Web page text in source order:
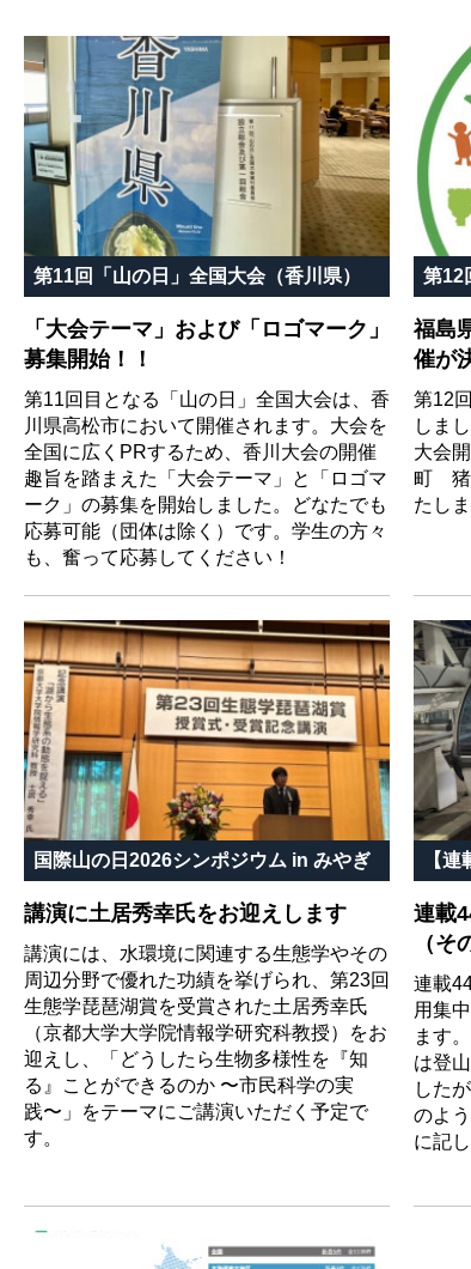
第11回「山の日」全国大会（香川県）
「大会テーマ」および「ロゴマーク」
募集開始！！
第11回目となる「山の日」全国大会は、香
川県高松市において開催されます。大会を
全国に広くPRするため、香川大会の開催
趣旨を踏まえた「大会テーマ」と「ロゴマ
ーク」の募集を開始しました。どなたでも
応募可能（団体は除く）です。学生の方々
も、奮って応募してください！
第12
福島
催が
第12
しま
大会
町 猪
たしま
国際山の日2026シンポジウム in みやぎ
講演に土居秀幸氏をお迎えします
講演には、水環境に関連する生態学やその
周辺分野で優れた功績を挙げられ、第23回
生態学琵琶湖賞を受賞された土居秀幸氏
（京都大学大学院情報学研究科教授）をお
迎えし、「どうしたら生物多様性を『知
る』ことができるのか 〜市民科学の実
践〜」をテーマにご講演いただく予定で
す。
【
連載
（
連載
用集
ます
は登
した
のよ
に記